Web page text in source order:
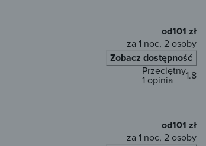
od101 zł
za 1 noc, 2 osoby
Zobacz dostępność
1.8
Przeciętny
1 opinia
od101 zł
za 1 noc, 2 osoby